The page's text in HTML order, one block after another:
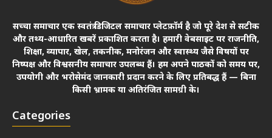
सच्चा समाचार एक स्वतंत्र डिजिटल समाचार प्लेटफ़ॉर्म है जो पूरे देश से सटीक
और तथ्य-आधारित खबरें प्रकाशित करता है। हमारी वेबसाइट पर राजनीति,
शिक्षा, व्यापार, खेल, तकनीक, मनोरंजन और स्वास्थ्य जैसे विषयों पर
निष्पक्ष और विश्वसनीय समाचार उपलब्ध हैं। हम अपने पाठकों को समय पर,
उपयोगी और भरोसेमंद जानकारी प्रदान करने के लिए प्रतिबद्ध हैं — बिना
किसी भ्रामक या अतिरंजित सामग्री के।
Categories